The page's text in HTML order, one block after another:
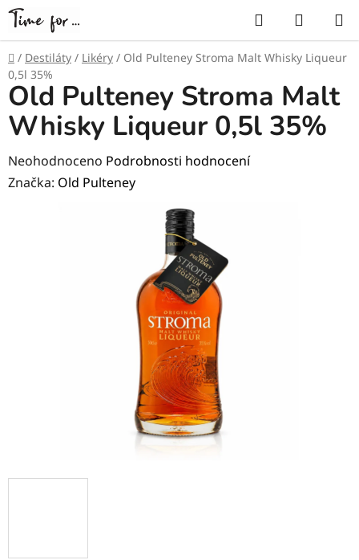
Přejít
obsah
Hledat
KOŠÍK
Domů
/ Destiláty / Likéry / Old Pulteney Stroma Malt Whisky Liqueur
0,5l 35%
Old Pulteney Stroma Malt
Whisky Liqueur 0,5l 35%
Průměrné
hodnocení
Neohodnoceno Podrobnosti hodnocení
Značka: Old Pulteney